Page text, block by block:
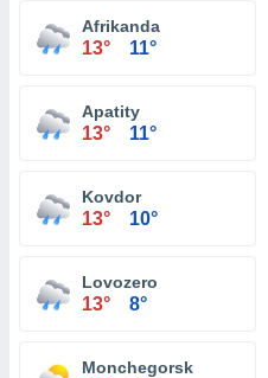
Afrikanda
13° 11°
Apatity
13° 11°
Kovdor
13° 10°
Lovozero
13° 8°
Monchegorsk